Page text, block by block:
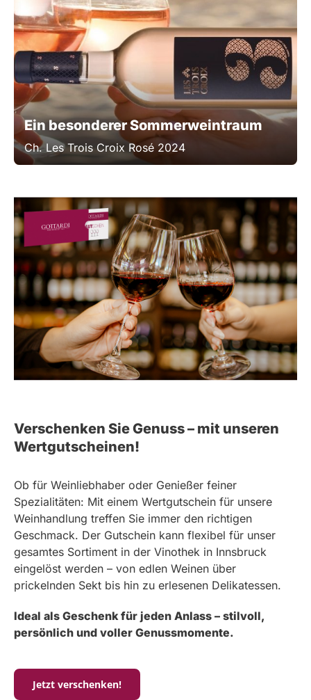
Ein besonderer Sommerweintraum
Ch. Les Trois Croix Rosé 2024
Verschenken Sie Genuss – mit unseren
Wertgutscheinen!
Ob für Weinliebhaber oder Genießer feiner
Spezialitäten: Mit einem Wertgutschein für unsere
Weinhandlung treffen Sie immer den richtigen
Geschmack. Der Gutschein kann flexibel für unser
gesamtes Sortiment in der Vinothek in Innsbruck
eingelöst werden – von edlen Weinen über
prickelnden Sekt bis hin zu erlesenen Delikatessen.
Ideal als Geschenk für jeden Anlass – stilvoll,
persönlich und voller Genussmomente.
Jetzt verschenken!